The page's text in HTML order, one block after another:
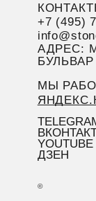
+7 (495)
АДРЕС:
МЫ
YOUTUBE
ДЗЕН
©